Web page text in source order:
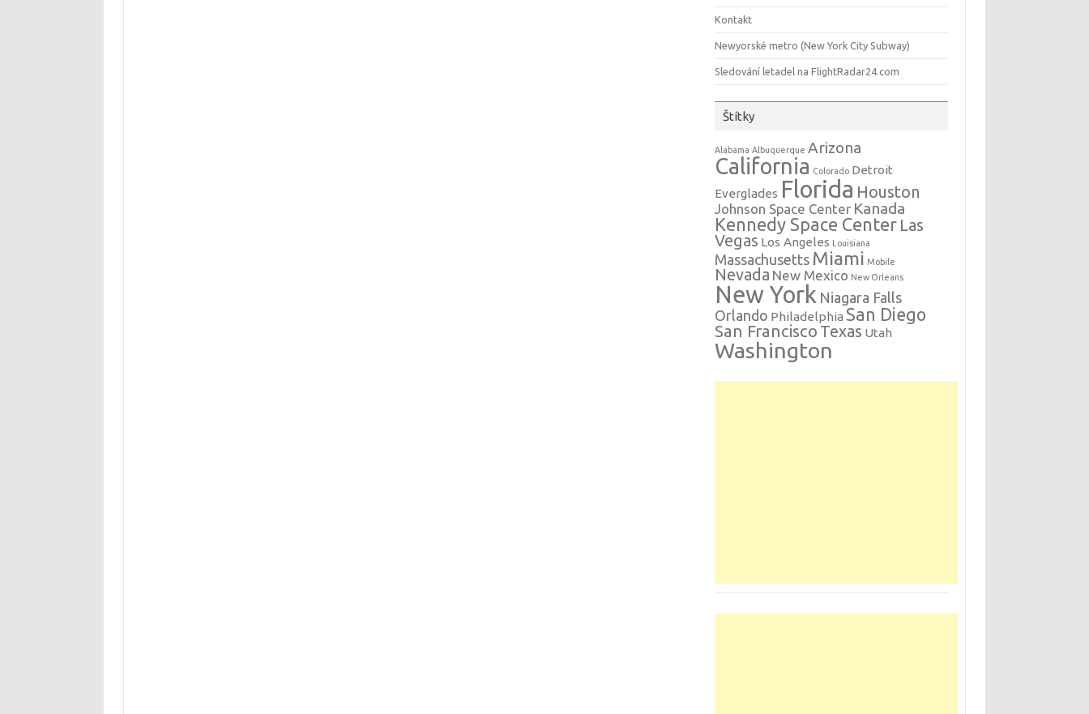
Kontakt
Newyorské metro (New York City Subway)
Sledování letadel na FlightRadar24.com
Štítky
Alabama Albuquerque Arizona
California Colorado Detroit
Everglades Florida Houston
Johnson Space Center Kanada
Kennedy Space Center Las
Vegas Los Angeles Louisiana
Massachusetts Miami Mobile
Nevada New Mexico New Orleans
New York Niagara Falls
Orlando Philadelphia San Diego
San Francisco Texas Utah
Washington